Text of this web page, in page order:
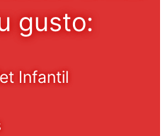
gusto:
Infantil